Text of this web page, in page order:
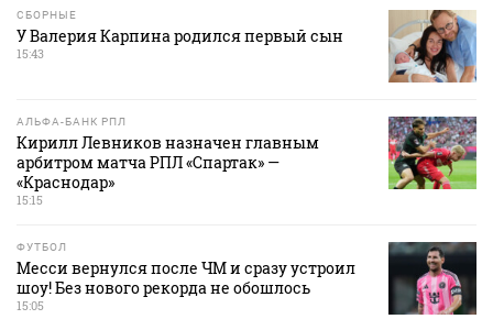
СБОРНЫЕ
У Валерия Карпина родился первый сын
15:43
АЛЬФА-БАНК РПЛ
Кирилл Левников назначен главным
арбитром матча РПЛ «Спартак» —
«Краснодар»
15:15
ФУТБОЛ
Месси вернулся после ЧМ и сразу устроил
шоу! Без нового рекорда не обошлось
15:05